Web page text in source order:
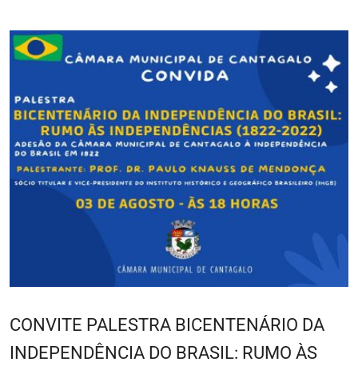
CONVITE PALESTRA BICENTENÁRIO DA
INDEPENDÊNCIA DO BRASIL: RUMO ÀS